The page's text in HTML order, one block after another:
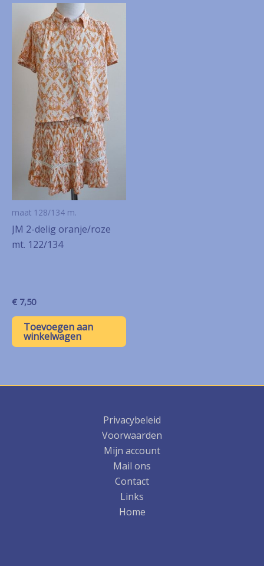
maat 128/134 m.
JM 2-delig oranje/roze
mt. 122/134
€ 7,50
Toevoegen aan
winkelwagen
Privacybeleid
Voorwaarden
Mijn account
Mail ons
Contact
Links
Home